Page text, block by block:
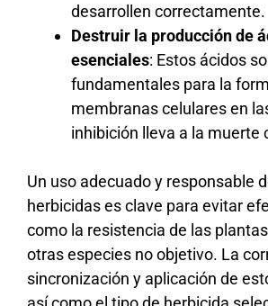
desarrollen correctamente.
Destruir la producción de
esenciales: Estos ácidos
fundamentales para la
membranas celulares en
inhibición lleva a la muerte
Un uso adecuado y responsable
herbicidas es clave para evitar
como la resistencia de las
otras especies no objetivo. La
sincronización y aplicación de